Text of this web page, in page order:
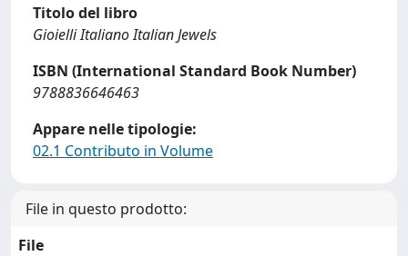
Titolo del libro
Gioielli Italiano Italian Jewels
ISBN (International Standard Book Number)
9788836646463
Appare nelle tipologie:
02.1 Contributo in Volume
File in questo prodotto:
File